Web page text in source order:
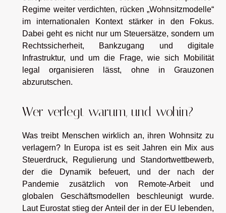
Regime weiter verdichten, rücken „Wohnsitzmodelle“
im internationalen Kontext stärker in den Fokus.
Dabei geht es nicht nur um Steuersätze, sondern um
Rechtssicherheit, Bankzugang und digitale
Infrastruktur, und um die Frage, wie sich Mobilität
legal organisieren lässt, ohne in Grauzonen
abzurutschen.
Wer verlegt warum, und wohin?
Was treibt Menschen wirklich an, ihren Wohnsitz zu
verlagern? In Europa ist es seit Jahren ein Mix aus
Steuerdruck, Regulierung und Standortwettbewerb,
der die Dynamik befeuert, und der nach der
Pandemie zusätzlich von Remote-Arbeit und
globalen Geschäftsmodellen beschleunigt wurde.
Laut Eurostat stieg der Anteil der in der EU lebenden,